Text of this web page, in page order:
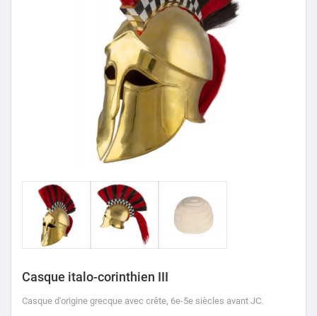
Casque italo-corinthien III
Casque d'origine grecque avec crête, 6e-5e siècles avant JC.